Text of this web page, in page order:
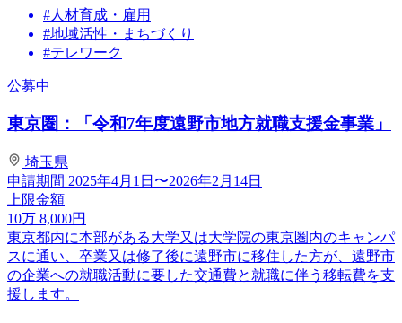
#人材育成・雇用
#地域活性・まちづくり
#テレワーク
公募中
東京圏：「令和7年度遠野市地方就職支援金事業」
埼玉県
申請期間 2025年4月1日〜2026年2月14日
上限金額
10万 8,000円
東京都内に本部がある大学又は大学院の東京圏内のキャンパ
スに通い、卒業又は修了後に遠野市に移住した方が、遠野市
の企業への就職活動に要した交通費と就職に伴う移転費を支
援します。